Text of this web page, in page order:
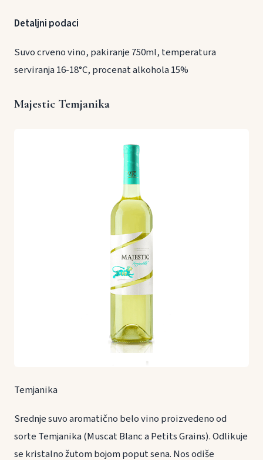
Detaljni podaci
Suvo crveno vino, pakiranje 750ml, temperatura
serviranja 16-18°C, procenat alkohola 15%
Majestic Temjanika
Temjanika
Srednje suvo aromatično belo vino proizvedeno od
sorte Temjanika (Muscat Blanc a Petits Grains). Odlikuje
se kristalno žutom bojom poput sena. Nos odiše